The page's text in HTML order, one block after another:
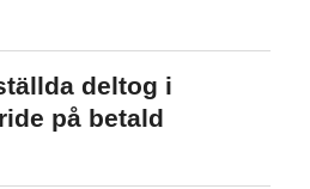
deltog i
på betald